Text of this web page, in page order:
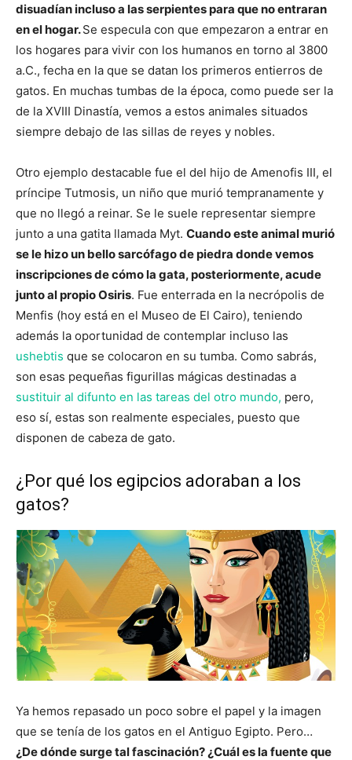
disuadían incluso a las serpientes para que no entraran
en el hogar.Se especula con que empezaron a entrar en
los hogares para vivir con los humanos en torno al 3800
a.C., fecha en la que se datan los primeros entierros de
gatos. En muchas tumbas de la época, como puede ser la
de la XVIII Dinastía, vemos a estos animales situados
siempre debajo de las sillas de reyes y nobles.
Otro ejemplo destacable fue el del hijo de Amenofis III, el
príncipe Tutmosis, un niño que murió tempranamente y
que no llegó a reinar. Se le suele representar siempre
junto a una gatita llamada Myt. Cuando este animal murió
se le hizo un bello sarcófago de piedra donde vemos
inscripciones de cómo la gata, posteriormente, acude
junto al propio Osiris. Fue enterrada en la necrópolis de
Menfis (hoy está en el Museo de El Cairo), teniendo
además la oportunidad de contemplar incluso las
ushebtis que se colocaron en su tumba. Como sabrás,
son esas pequeñas figurillas mágicas destinadas a
sustituir al difunto en las tareas del otro mundo, pero,
eso sí, estas son realmente especiales, puesto que
disponen de cabeza de gato.
¿Por qué los egipcios adoraban a los
gatos?
Ya hemos repasado un poco sobre el papel y la imagen
que se tenía de los gatos en el Antiguo Egipto. Pero…
¿De dónde surge tal fascinación? ¿Cuál es la fuente que